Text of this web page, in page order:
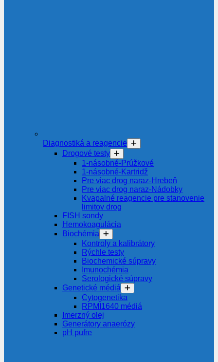
Diagnostiká a reagencie
Drogové testy
1-násobné-Prúžkové
1-násobné-Kartridž
Pre viac drog naraz-Hrebeň
Pre viac drog naraz-Nádobky
Kvapalné reagencie pre stanovenie
limitov drog
FISH sondy
Hemokoagulácia
Biochémia
Kontroly a kalibrátory
Rýchle testy
Biochemické súpravy
Imunochémia
Serologické súpravy
Genetické médiá
Cytogenetika
RPMI1640 médiá
Imerzný olej
Generátory anaerózy
pH pufre